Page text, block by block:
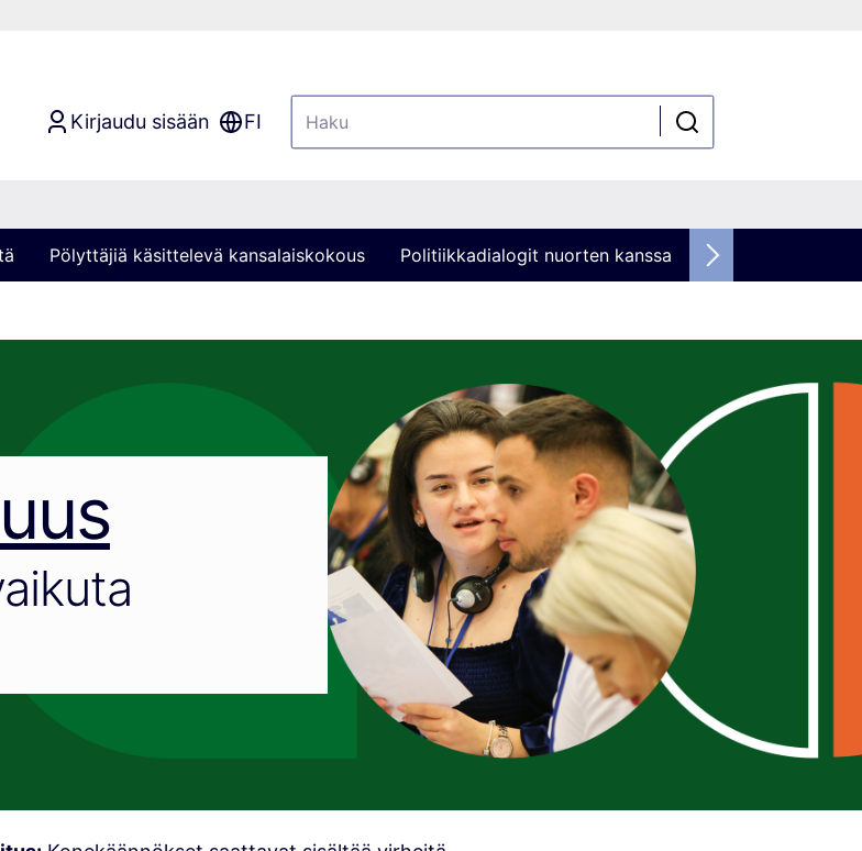
Kirjaudu sisään FI
Pölyttäjiä käsittelevä kansalaiskokous Politiikkadialogit nuorten kanssa